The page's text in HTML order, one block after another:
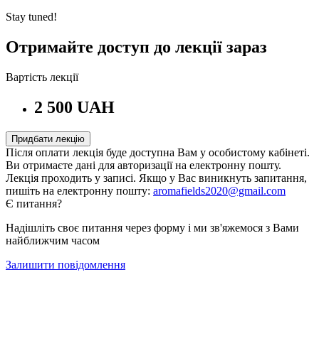
Stay tuned!
Отримайте доступ до лекції зараз
Вартість лекції
2 500 UAH
Придбати лекцію
Після оплати лекція буде доступна Вам у особистому кабінеті.
Ви отримаєте дані для авторизації на електронну пошту.
Лекція проходить у записі. Якщо у Вас виникнуть запитання,
пишіть на електронну пошту: aromafields2020@gmail.com
Є питання?
Надішліть своє питання через форму і ми зв'яжемося з Вами
найближчим часом
Залишити повідомлення